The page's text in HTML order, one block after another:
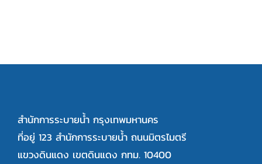
สำนักการระบายน้ำ กรุงเทพมหานคร
ที่อยู่ 123 สำนักการระบายน้ำ ถนนมิตรไมตรี
แขวงดินแดง เขตดินแดง กทม. 10400